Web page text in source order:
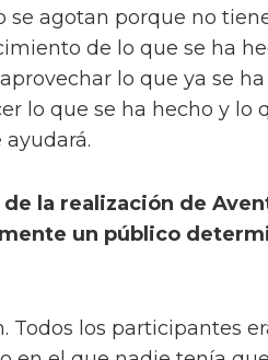
se agotan porque no
de lo que se ha
lo que ya se
lo que se ha hecho y lo
la realización de
un público
Todos los participantes